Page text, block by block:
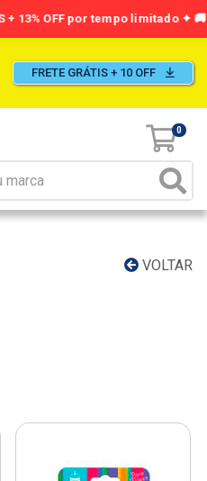
FRETE GRÁTIS + 10 OFF
0
VOLTAR